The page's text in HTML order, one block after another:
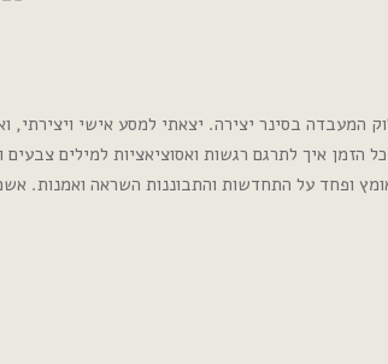
בסינר יצירה. יצאתי למסע אישי ויצירתי,
הזמן איך לתרגם רגשות ואסוציאציות למילים
ופחד על התחדשות והתבוננות השראה ואמנות.